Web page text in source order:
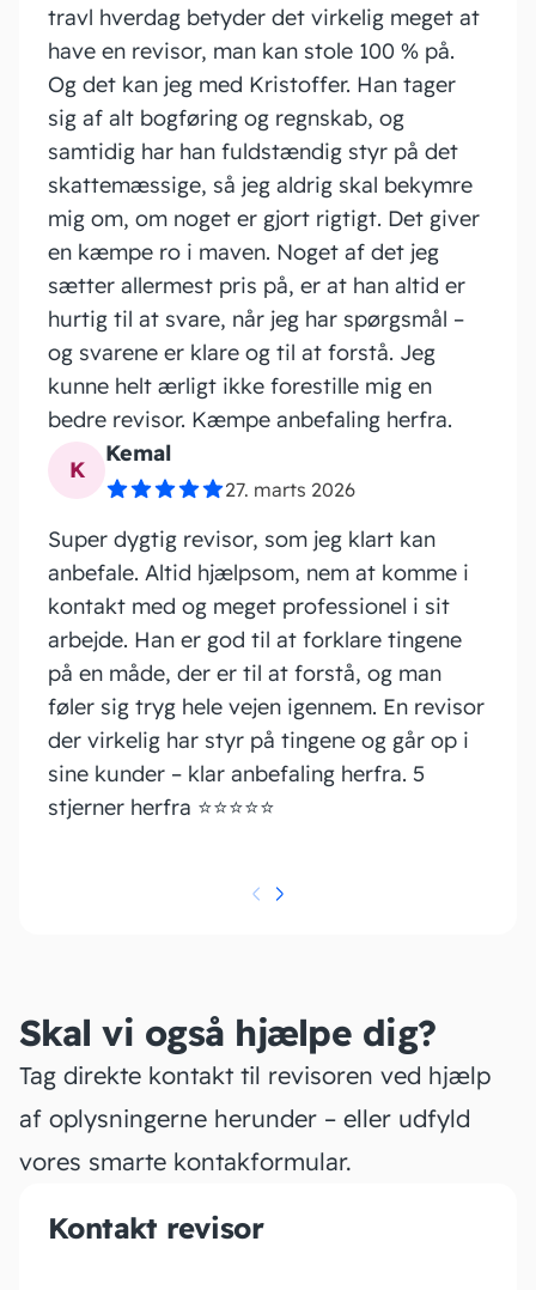
travl hverdag betyder det virkelig meget at
have en revisor, man kan stole 100 % på.
Og det kan jeg med Kristoffer. Han tager
sig af alt bogføring og regnskab, og
samtidig har han fuldstændig styr på det
skattemæssige, så jeg aldrig skal bekymre
mig om, om noget er gjort rigtigt. Det giver
en kæmpe ro i maven. Noget af det jeg
sætter allermest pris på, er at han altid er
hurtig til at svare, når jeg har spørgsmål –
og svarene er klare og til at forstå. Jeg
kunne helt ærligt ikke forestille mig en
bedre revisor. Kæmpe anbefaling herfra.
K
Kemal
27. marts 2026
Super dygtig revisor, som jeg klart kan
anbefale. Altid hjælpsom, nem at komme i
kontakt med og meget professionel i sit
arbejde. Han er god til at forklare tingene
på en måde, der er til at forstå, og man
føler sig tryg hele vejen igennem. En revisor
der virkelig har styr på tingene og går op i
sine kunder – klar anbefaling herfra. 5
stjerner herfra ⭐️⭐️⭐️⭐️⭐️
Skal vi også hjælpe dig?
Tag direkte kontakt til revisoren ved hjælp
af oplysningerne herunder – eller udfyld
vores smarte kontakformular.
Kontakt revisor